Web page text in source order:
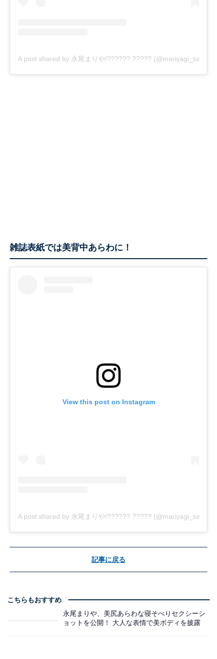
A post shared by 永尾まりや/?????? ????? (@mariyagi_san)
雑誌表紙では美背中あらわに！
View this post on Instagram
A post shared by 永尾まりや/?????? ????? (@mariyagi_san)
記事に戻る
こちらもおすすめ
永尾まりや、美尻あらわな寝そべりセクシーシ
ョットを公開！ 大人な表情で美ボディを披露